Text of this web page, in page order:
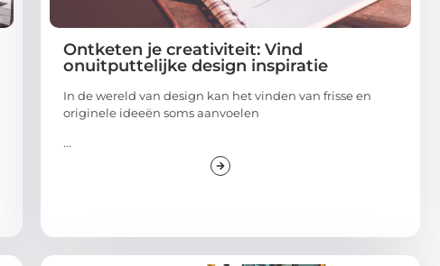
Ontketen je creativiteit: Vind
onuitputtelijke design inspiratie
In de wereld van design kan het vinden van frisse en
originele ideeën soms aanvoelen
...